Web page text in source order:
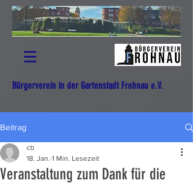
Bürgerverein in der Gartenstadt Frohnau e.V.
Beitrag
Veranstaltung zum Dank für die
cb
18. Jan. 1 Min. Lesezeit